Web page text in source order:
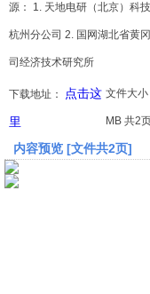
体系
文档
常识
源： 1. 天地电研（北京）科
杭州分公司 2. 国网湖北省黄
司经济技术研究所
下载地址：
点击这
里
文件大小
MB 共2
内容预览 [文件共2页]